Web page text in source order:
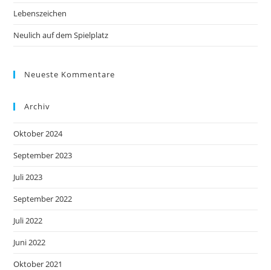
Lebenszeichen
Neulich auf dem Spielplatz
Neueste Kommentare
Archiv
Oktober 2024
September 2023
Juli 2023
September 2022
Juli 2022
Juni 2022
Oktober 2021